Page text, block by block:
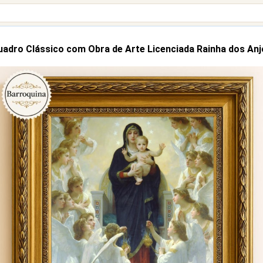
Clássico com Obra de Arte Licenciada Rainha dos